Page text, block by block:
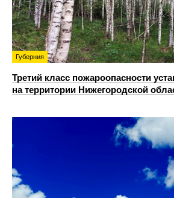
Губерния
Третий класс пожароопасности
на территории Нижегородской